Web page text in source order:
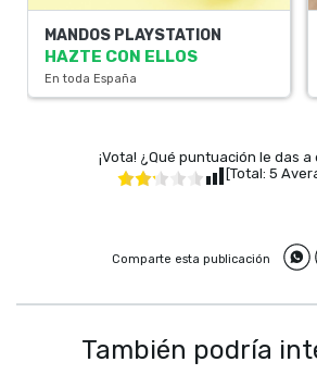
MANDOS PLAYSTATION
HAZTE CON ELLOS
En toda España
¡Vota! ¿Qué puntuación le das
[Total: 5
Comparte esta publicación
También podría